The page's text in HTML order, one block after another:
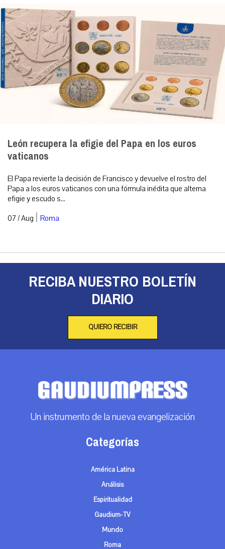
León recupera la efigie del Papa en los euros
vaticanos
El Papa revierte la decisión de Francisco y devuelve el rostro del
Papa a los euros vaticanos con una fórmula inédita que alterna
efigie y escudo s...
07 / Aug | Roma
RECIBA NUESTRO BOLETÍN
DIARIO
QUIERO RECIBIR
Un instrumento de la nueva evangelización
Categorías
América Latina
Análisis
Espiritualidad
Gaudium-TV
Mundo
Roma